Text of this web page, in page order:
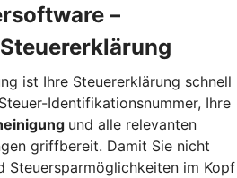
–
ist Ihre Steuererklärung schnell
Identifikationsnummer, Ihre
und alle relevanten
griffbereit. Damit Sie nicht
Steuersparmöglichkeiten im Kopf